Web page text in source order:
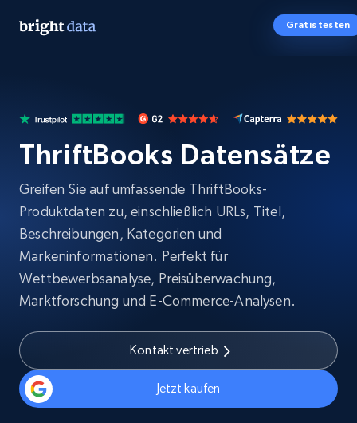
Gratis testen
ThriftBooks Datensätze
Greifen Sie auf umfassende ThriftBooks-
Produktdaten zu, einschließlich URLs, Titel,
Beschreibungen, Kategorien und
Markeninformationen. Perfekt für
Wettbewerbsanalyse, Preisüberwachung,
Marktforschung und E-Commerce-Analysen.
Kontakt vertrieb
Jetzt kaufen